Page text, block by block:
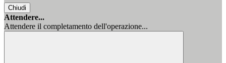
Chiudi
Attendere...
Attendere il completamento dell'operazione...